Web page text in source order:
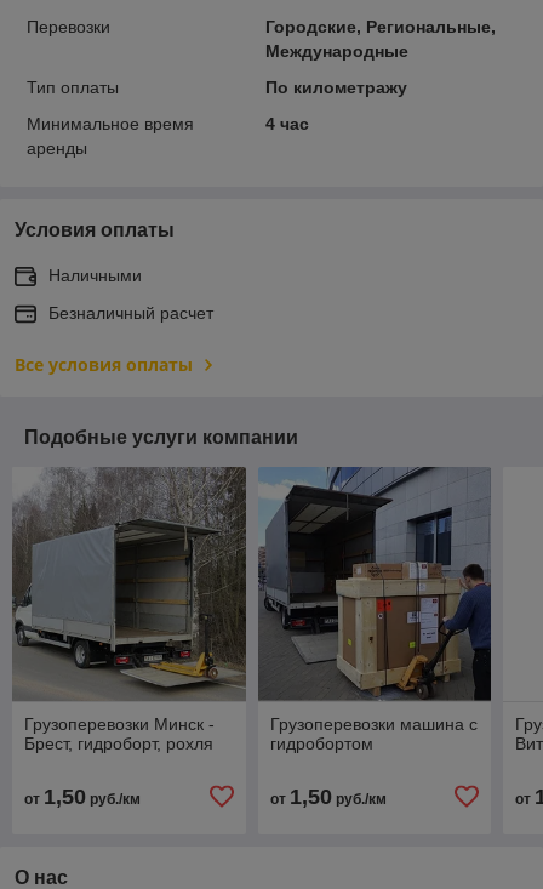
Перевозки
Городские, Региональные,
Международные
Тип оплаты
По километражу
Минимальное время
аренды
4 час
Условия оплаты
Наличными
Безналичный расчет
Все условия оплаты
Подобные услуги компании
Грузоперевозки Минск -
Брест, гидроборт, рохля
от 1,50 руб./км
Грузоперевозки машина с
гидробортом
от 1,50руб./км от
О нас